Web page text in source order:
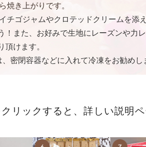
焼き上がりです。
チゴジャムやクロテッドクリームを添
！また、お好みで生地にレーズンや力
頂けます。
密閉容器などに入れて冷凍をお勧めし
リックすると、詳しい説明ペ